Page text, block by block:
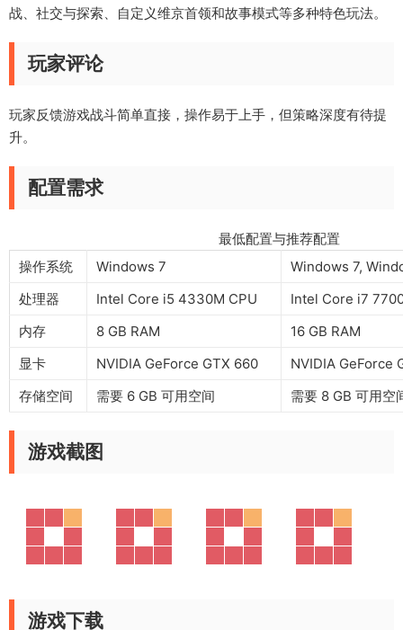
战、社交与探索、自定义维京首领和故事模式等多种特色玩法。
玩家评论
玩家反馈游戏战斗简单直接，操作易于上手，但策略深度有待提
升。
配置需求
最低配置与推荐配置
操作系统
Windows 7
Windows 7,
处理器
Intel Core i5 4330M CPU
Intel Core i7
内存
8 GB RAM
16 GB RAM
显卡
NVIDIA GeForce GTX 660
NVIDIA GeForce
存储空间
需要 6 GB 可用空间 需要 8 GB 可用空
游戏截图
游戏下载